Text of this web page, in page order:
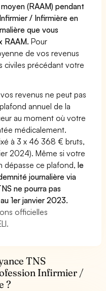
(RAAM) pendant
/ Infirmière en
que vous
RAAM. Pour
de vos revenus
civiles précédant votre
revenus ne peut pas
annuel de la
au moment où votre
médicalement.
à 3 x 46 368 € bruts,
2024). Même si votre
dépasse ce plafond,le
journalière via
ne pourra pas
1er janvier 2023.
officielles
TNS
Infirmier /
?